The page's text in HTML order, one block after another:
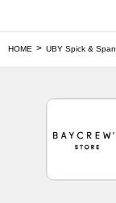
HOME UBY Spick & Span